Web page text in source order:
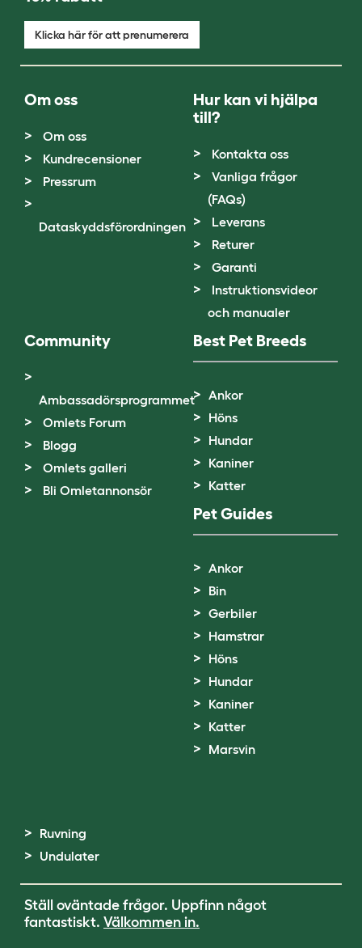
Klicka här för att prenumerera
Om oss
Om oss
Kundrecensioner
Pressrum
Dataskyddsförordningen
Hur kan vi hjälpa
till?
Kontakta oss
Vanliga frågor
(FAQs)
Leverans
Returer
Garanti
Instruktionsvideor
och manualer
Community
Ambassadörsprogrammet
Omlets Forum
Blogg
Omlets galleri
Bli Omletannonsör
Best Pet Breeds
Ankor
Höns
Hundar
Kaniner
Katter
Pet Guides
Ankor
Bin
Gerbiler
Hamstrar
Höns
Hundar
Kaniner
Katter
Marsvin
Ruvning
Undulater
Ställ oväntade frågor. Uppfinn något
fantastiskt. Välkommen in.